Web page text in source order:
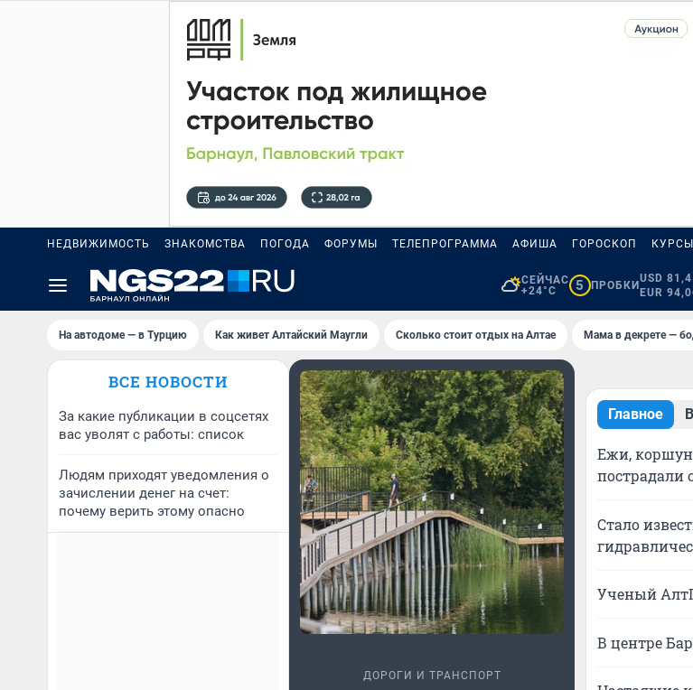
НЕДВИЖИМОСТЬ ЗНАКОМСТВА ПОГОДА ФОРУМЫ ТЕЛЕПРОГРАММА АФИША ГОРОСКОП
СЕЙЧАС
+24°C
5 ПРОБКИ
USD
EUR
На автодоме — в Турцию Как живет Алтайский Маугли Сколько стоит отдых на Алтае Мама в декрете —
ВСЕ НОВОСТИ
За какие публикации в соцсетях
вас уволят с работы: список
Людям приходят уведомления о
зачислении денег на счет:
почему верить этому опасно
ДОРОГИ И ТРАНСПОРТ
Главное
Ежи,
пострадали
Стало
Ученый
В центре